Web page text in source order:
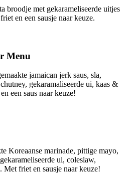
broodje met gekarameliseerde uitjes
en een sausje naar keuze.
Menu
jamaican jerk saus, sla,
gekaramaliseerde ui, kaas &
een saus naar keuze!
Koreaanse marinade, pittige mayo,
ui, coleslaw,
friet en sausje naar keuze!